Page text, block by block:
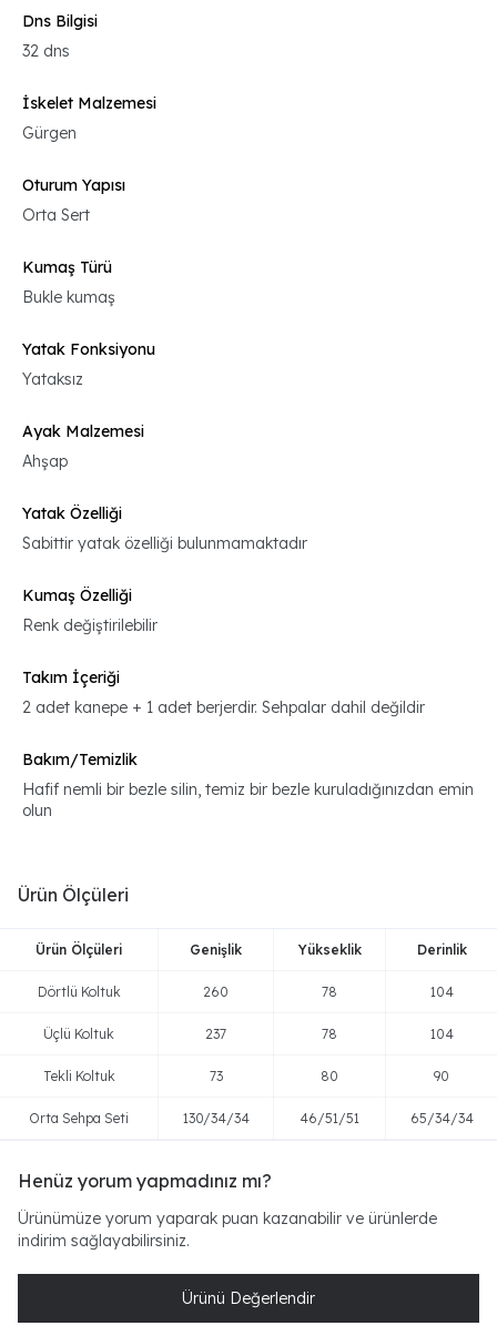
Dns Bilgisi
32 dns
İskelet Malzemesi
Gürgen
Oturum Yapısı
Orta Sert
Kumaş Türü
Bukle kumaş
Yatak Fonksiyonu
Yataksız
Ayak Malzemesi
Ahşap
Yatak Özelliği
Sabittir yatak özelliği bulunmamaktadır
Kumaş Özelliği
Renk değiştirilebilir
Takım İçeriği
2 adet kanepe + 1 adet berjerdir. Sehpalar dahil değildir
Bakım/Temizlik
Hafif nemli bir bezle silin, temiz bir bezle kuruladığınızdan emin
olun
Ürün Ölçüleri
Ürün Ölçüleri Genişlik Yükseklik Derinlik
Dörtlü Koltuk 260 78 104
Üçlü Koltuk 237 78 104
Tekli Koltuk 73 80 90
Orta Sehpa Seti 130/34/34 46/51/51 65/34/34
Henüz yorum yapmadınız mı?
Ürünümüze yorum yaparak puan kazanabilir ve ürünlerde
indirim sağlayabilirsiniz.
Ürünü Değerlendir